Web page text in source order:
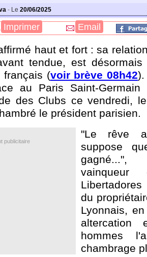
- Le 20/06/2025
Imprimer Email
haut et fort : sa
tendue, est
français (voir brève 08h42).
au Paris Saint-
des Clubs ce vendredi,
le président parisien.
publicitaire
"Le rêve
suppose
du
Lyonnais,
altercation
hommes
chambrage